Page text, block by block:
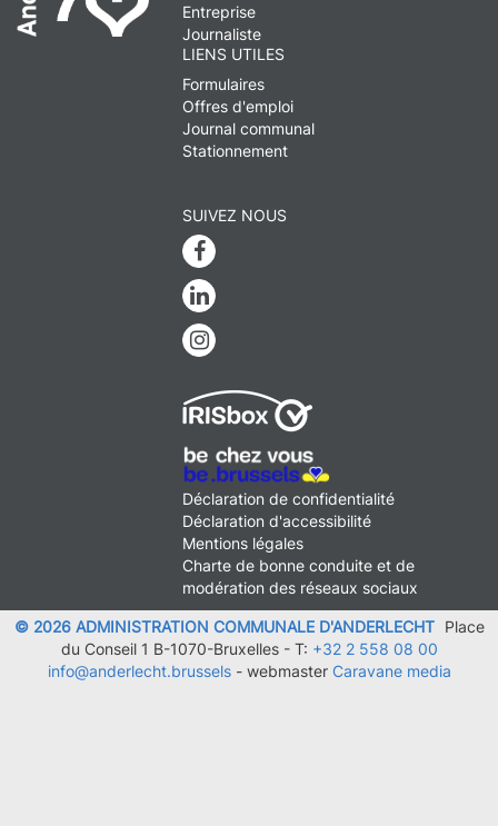
Entreprise
Journaliste
LIENS UTILES
Formulaires
Offres d'emploi
Journal communal
Stationnement
SUIVEZ NOUS
Facebook
Linkedin
Instagram
MENU
FOOTER
LEGAL
Déclaration de confidentialité
Déclaration d'accessibilité
Mentions légales
Charte de bonne conduite et de
modération des réseaux sociaux
© 2026 ADMINISTRATION COMMUNALE D'ANDERLECHT
Place
du Conseil 1 B-1070-Bruxelles - T: +32 2 558 08 00
info@anderlecht.brussels- webmaster Caravane media